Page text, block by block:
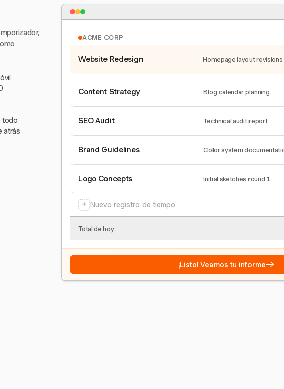
todo
atrás
ACME CORP
Website Redesign Homepage layout revisions
Content Strategy Blog calendar planning
SEO Audit Technical audit report
Brand Guidelines Color system
Logo Concepts Initial sketches round 1
+ Nuevo registro de tiempo
Total de hoy
¡Listo! Veamos tu informe→